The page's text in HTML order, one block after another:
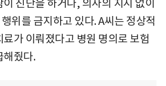
진단을 하거나, 의사의 지시 없이
위를 금지하고 있다. A씨는 정상적
가 이뤄졌다고 병원 명의로 보험
해줬다.